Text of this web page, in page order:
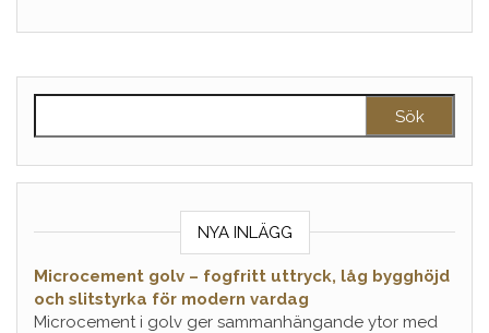
NYA INLÄGG
Microcement golv – fogfritt uttryck, låg bygghöjd
och slitstyrka för modern vardag
Microcement i golv ger sammanhängande ytor med